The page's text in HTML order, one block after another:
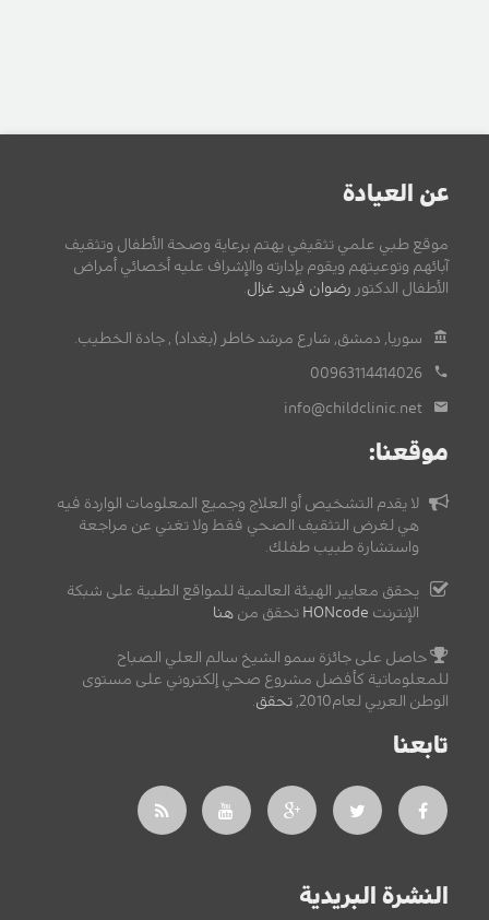
عن العيادة
موقع طبي علمي تثقيفي يهتم برعاية وصحة الأطفال وتثقيف
آبائهم وتوعيتهم ويقوم بإدارته والإشراف عليه أخصائي أمراض
الأطفال الدكتور رضوان فريد غزال
سوريا, دمشق, شارع مرشد خاطر (بغداد) , جادة الخطيب.
00963114414026
info@childclinic.net
موقعنا:
لا يقدم التشخيص أو العلاج وجميع المعلومات الواردة فيه
هي لغرض التثقيف الصحي فقط ولا تغني عن مراجعة
واستشارة طبيب طفلك.
يحقق معايير الهيئة العالمية للمواقع الطبية على شبكة
الإنترنت HONcode تحقق من هنا
حاصل على جائزة سمو الشيخ سالم العلي الصباح
للمعلوماتية كأفضل مشروع صحي إلكتروني على مستوى
الوطن العربي لعام2010,
تحقق
تابعنا
النشرة البريدية